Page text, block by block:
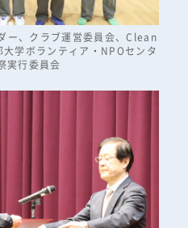
ー、クラブ運営委員会、Clean
学ボランティア・NPOセンタ
実行委員会